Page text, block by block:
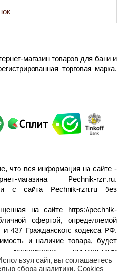
магазин товаров для бани и
торговая марка.
что вся информация на сайте -
магазина Pechnik-rzn.ru.
с сайта Pechnik-rzn.ru без
на сайте https://pechnik-
офертой, определяемой
437 Гражданского кодекса РФ.
и наличие товара, будет
менеджером посредством
указанный Вами при заказе.
сайт, вы соглашаетесь
сбора аналитики. Cookies